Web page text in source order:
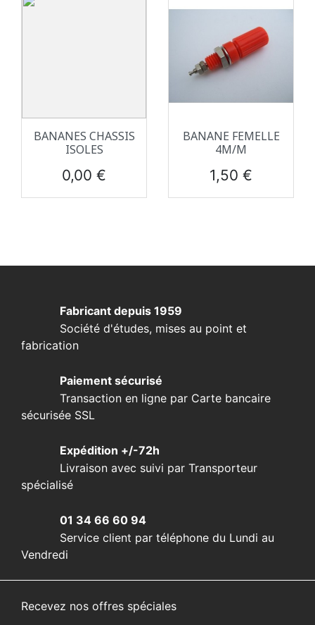
BANANES CHASSIS
ISOLES
Prix
0,00 €
BANANE FEMELLE
4M/M
Prix
1,50 €
Fabricant depuis 1959
Société d'études, mises au point et
fabrication
Paiement sécurisé
Transaction en ligne par Carte bancaire
sécurisée SSL
Expédition +/-72h
Livraison avec suivi par Transporteur
spécialisé
01 34 66 60 94
Service client par téléphone du Lundi au
Vendredi
Recevez nos offres spéciales